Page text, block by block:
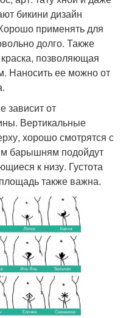
бикини дизайн
применять для
долго. Также
краска, позволяющая
Наносить ее можно от
зависит от
Вертикальные
хорошо смотрятся с
барышням подойдут
к низу. Густота
также важна.